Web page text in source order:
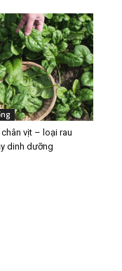
vịt – loại rau
dinh dưỡng